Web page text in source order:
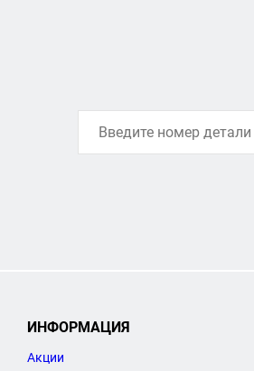
ИНФОРМАЦИЯ
Акции